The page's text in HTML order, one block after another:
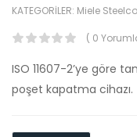
KATEGORILER: Miele
( 0
ISO 11607-2’ye göre
poşet kapatma cihazı.